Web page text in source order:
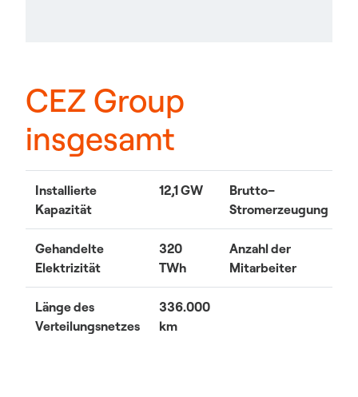
CEZ Group
insgesamt
Installierte
Kapazität
12,1 GW
Brutto–
Stromerzeugung
Gehandelte
Elektrizität
320
TWh
Anzahl der
Mitarbeiter
Länge des
Verteilungsnetzes
336.000
km